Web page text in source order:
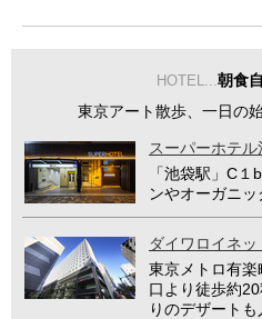
HOTEL... 朝食
東京アート散歩、一日の
スーパーホテ
「池袋駅」C
ンやオーガニ
ダイワロイネ
東京メトロ有
口より徒歩約
りのデザート